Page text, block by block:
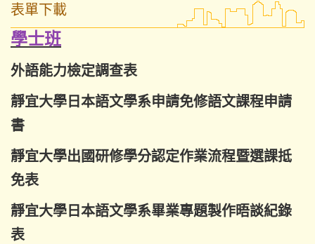
表單下載
學士班
外語能力檢定調查表
靜宜大學日本語文學系申請免修語文課程申請
書
靜宜大學出國研修學分認定作業流程暨選課抵
免表
靜宜大學日本語文學系畢業專題製作晤談紀錄
表